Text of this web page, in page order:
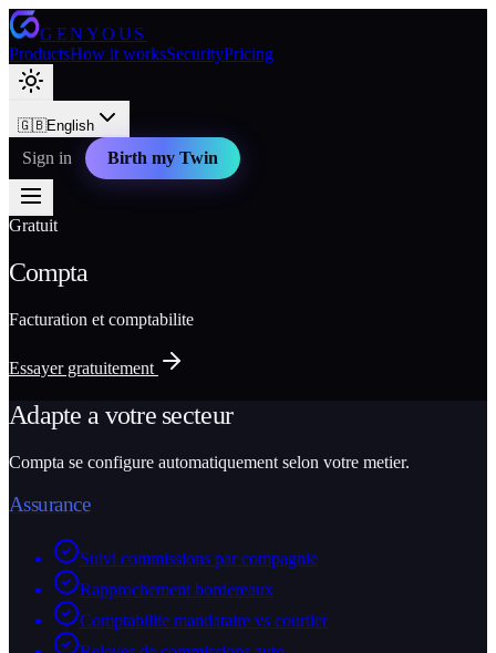
GENYOUS
ProductsHow it worksSecurityPricing
🇬🇧English
Sign in Birth my Twin
Gratuit
Compta
Facturation et comptabilite
Essayer gratuitement
Adapte a votre secteur
Compta se configure automatiquement selon votre metier.
Assurance
Suivi commissions par compagnie
Rapprochement bordereaux
Comptabilite mandataire vs courtier